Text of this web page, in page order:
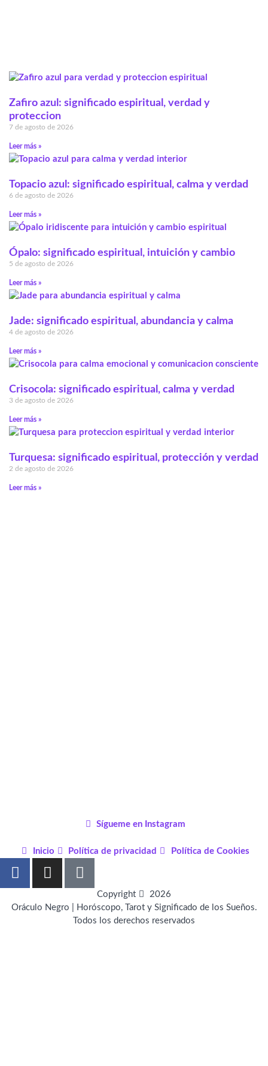
Zafiro azul: significado espiritual, verdad y
proteccion
7 de agosto de 2026
Leer más »
Topacio azul: significado espiritual, calma y verdad
6 de agosto de 2026
Leer más »
Ópalo: significado espiritual, intuición y cambio
5 de agosto de 2026
Leer más »
Jade: significado espiritual, abundancia y calma
4 de agosto de 2026
Leer más »
Crisocola: significado espiritual, calma y verdad
3 de agosto de 2026
Leer más »
Turquesa: significado espiritual, protección y verdad
2 de agosto de 2026
Leer más »
Sígueme en Instagram
Inicio Política de privacidad Política de Cookies
F
a
e
I
n
t
P
i
t
e
Copyright
2026
Oráculo Negro | Horóscopo, Tarot y Significado de los Sueños.
Todos los derechos reservados